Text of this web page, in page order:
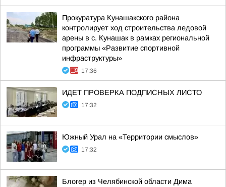
Прокуратура Кунашакского района
контролирует ход строительства ледовой
арены в с. Кунашак в рамках региональной
программы «Развитие спортивной
инфраструктуры»
17:36
ИДЕТ ПРОВЕРКА ПОДПИСНЫХ ЛИСТО
17:32
Южный Урал на «Территории смыслов»
17:32
Блогер из Челябинской области Дима